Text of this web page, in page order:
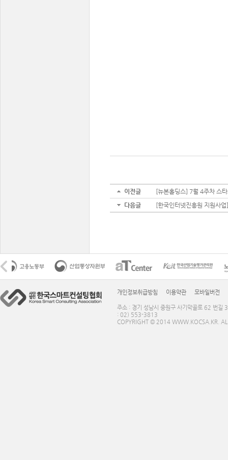
이전글
[뉴본홀딩스] 7월 4주차 스
다음글
[한국인터넷진흥원 지원사
개인정보취급방침 이용약관 모바일버전
주소 : 경기 성남시 중원구 사기막골로 62 번
: 02) 553-3813
COPYRIGHT © 2014 WWW.KOCSA.KR.